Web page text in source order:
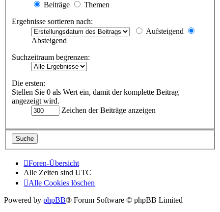
Beiträge
Themen
Ergebnisse sortieren nach:
Aufsteigend
Absteigend
Suchzeitraum begrenzen:
Die ersten:
Stellen Sie 0 als Wert ein, damit der komplette Beitrag
angezeigt wird.
Zeichen der Beiträge anzeigen
Foren-Übersicht
Alle Zeiten sind UTC
Alle Cookies löschen
Powered by phpBB® Forum Software © phpBB Limited